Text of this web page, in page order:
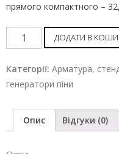
прямого компактного –
Ствол
пожежний
ручний
РСП-70
ДОДАТИ В
Категорії: Арматура,
генератори піни
Опис Відгуки (0)